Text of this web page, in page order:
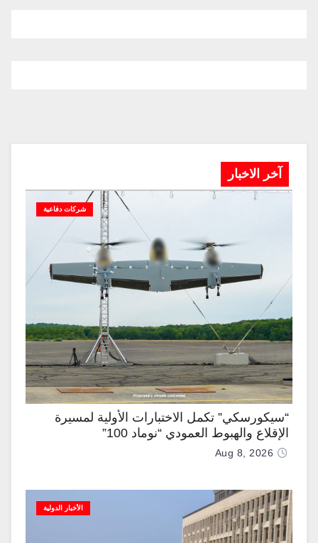
آخر الاخبار
شركات دفاعية
“سيكورسكي” تكمل الاختبارات الأولية لمسيرة
الإقلاع والهبوط العمودي “نوماد 100”
Aug 8, 2026
الأخبار الدولية